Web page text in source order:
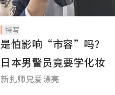
特写
是怕影响“市容”吗？
日本男警员竟要学化妆
新扎师兄爱漂亮